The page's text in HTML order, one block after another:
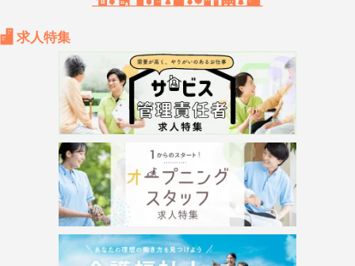
求人特集